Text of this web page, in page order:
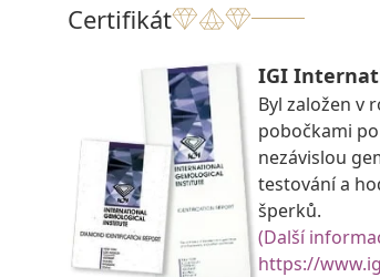
Certifikát
IGI
Byl založen v
pobočkami
nezávislou
testování a
šperků.
(Další
https://